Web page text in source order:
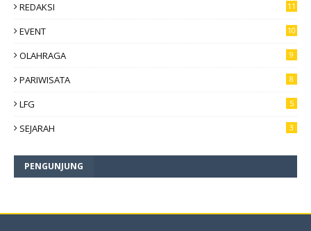
REDAKSI 11
EVENT 10
OLAHRAGA 9
PARIWISATA 8
LFG 5
SEJARAH 3
PENGUNJUNG